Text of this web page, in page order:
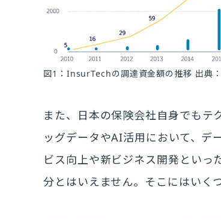
図1：InsurTechの調達資金額の推移 出
また、日本の保険会社自身でもテ
ッグデータやAI活用において、デ
ビス向上や新ビジネス開発といっ
分とはいえません。そこにはいく